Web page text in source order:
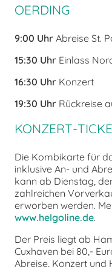
OERDING
9:00 Uhr Abreise St.
15:30 Uhr Einlass
16:30 Uhr Konzert
19:30 Uhr Rückreise
KONZERT-
Die Kombikarte für
inklusive An- und
kann ab Dienstag,
zahlreichen
erworben werden.
www.helgoline.de.
Der Preis liegt ab
Cuxhaven bei 80,-
Abreise, Konzert